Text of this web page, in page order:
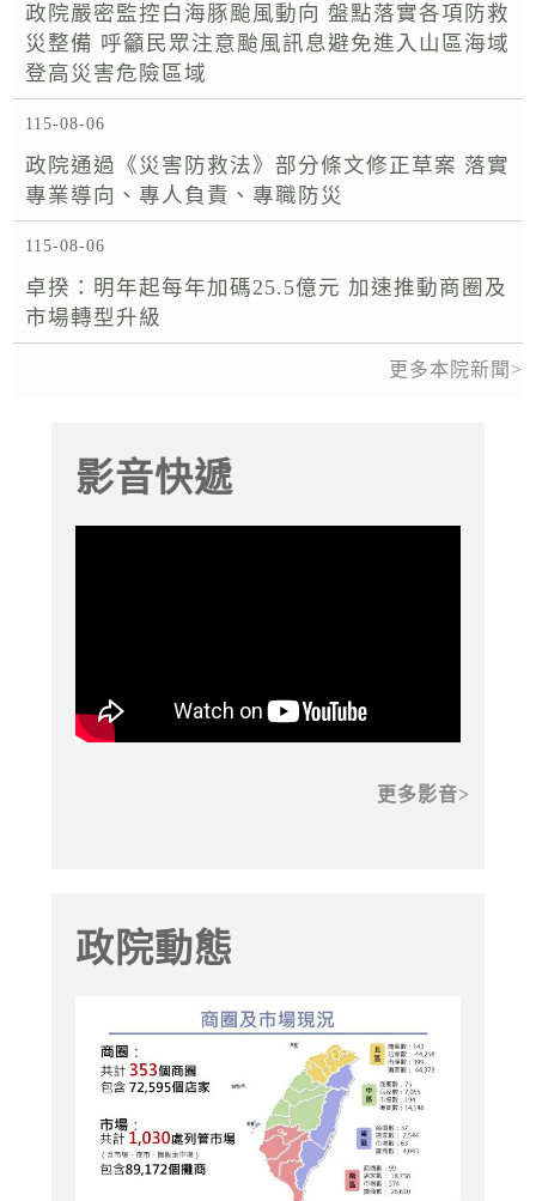
政院嚴密監控白海豚颱風動向 盤點落實各項防救
災整備 呼籲民眾注意颱風訊息避免進入山區海域
登高災害危險區域
115-08-06
政院通過《災害防救法》部分條文修正草案 落實
專業導向、專人負責、專職防災
115-08-06
卓揆：明年起每年加碼25.5億元 加速推動商圈及
市場轉型升級
更多本院新聞
影音快遞
更多影音
政院動態